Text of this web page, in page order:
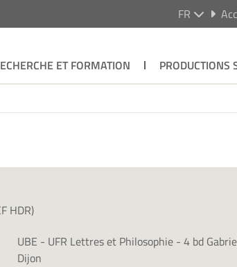
FR
ET FORMATION PRODUCTIONS
HDR)
UBE - UFR Lettres et Philosophie - 4 bd
Dijon